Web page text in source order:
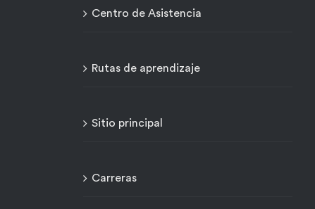
Centro de Asistencia
Rutas de aprendizaje
Sitio principal
Carreras